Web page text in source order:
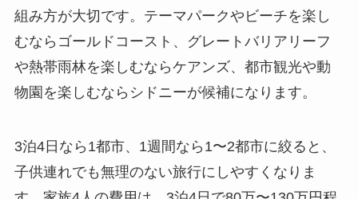
組み方が大切です。テーマパークやビーチを楽し
むならゴールドコースト、グレートバリアリーフ
や熱帯雨林を楽しむならケアンズ、都市観光や動
物園を楽しむならシドニーが候補になります。
3泊4日なら1都市、1週間なら1〜2都市に絞ると、
子供連れでも無理のない旅行にしやすくなりま